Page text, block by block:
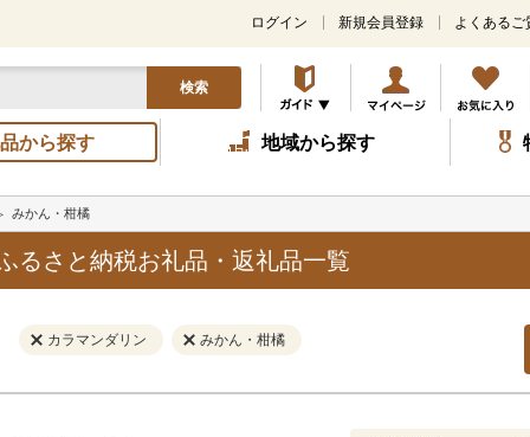
メ
ン
コ
ン
テ
ツ
ッ
ログイン 新規会員登録 よくあるご
検索
から探す 地域から探す
みかん・柑橘
るさと納税お礼品・返礼品一覧
カラマンダリン みかん・柑橘